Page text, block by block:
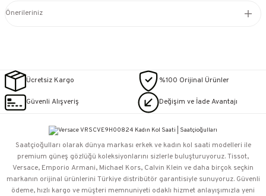
Önerileriniz
Ücretsiz Kargo %100 Orijinal Ürünler
Güvenli Alışveriş Değişim ve İade Avantajı
Saatçioğulları⁠ olarak dünya markası erkek ve kadın kol saati modelleri ile
premium güneş gözlüğü koleksiyonlarını sizlerle buluşturuyoruz. Tissot,
Versace, Emporio Armani, Michael Kors, Calvin Klein ve daha birçok seçkin
markanın orijinal ürünlerini Türkiye distribütör garantisiyle sunuyoruz. Güvenli
ödeme, hızlı kargo ve müşteri memnuniyeti odaklı hizmet anlayışımızla yeni